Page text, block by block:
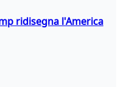
ridisegna l'America